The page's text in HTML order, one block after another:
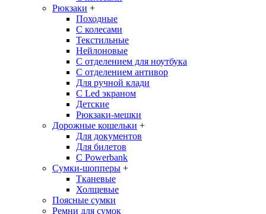
Рюкзаки +
Походные
С колесами
Текстильные
Нейлоновые
С отделением для ноутбука
С отделением антивор
Для ручной клади
С Led экраном
Детские
Рюкзаки-мешки
Дорожные кошельки +
Для документов
Для билетов
С Powerbank
Сумки-шопперы +
Тканевые
Холщевые
Поясные сумки
Ремни для сумок